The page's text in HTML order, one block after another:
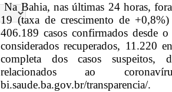
Na Bahia, nas últimas 24 horas,
19 (taxa de crescimento de
406.189 casos confirmados desde
considerados recuperados, 11.220
completa dos casos suspeitos,
relacionados ao
bi.saude.ba.gov.br/transparencia/.